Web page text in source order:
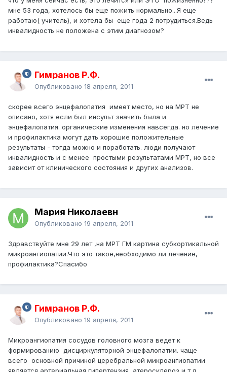
мне 53 года, хотелось бы еще пожить нормально...Я еще
работаю( учитель), и хотела бы еще года 2 потрудиться.Ведь
инвалидность не положена с этим диагнозом?
Гимранов Р.Ф.
Опубликовано 18 апреля, 2011
скорее всего энцефалопатия имеет место, но на МРТ не
описано, хотя если был инсульт значить была и
энцефалопатия. органические изменения навсегда. но лечение
и профилактика могут дать хорошие положительные
результаты - тогда можно и поработать. люди получают
инвалидность и с менее простыми результатами МРТ, но все
зависит от клинического состояния и других анализов.
Мария Николаевн
Опубликовано 19 апреля, 2011
Здравствуйте мне 29 лет ,на МРТ ГМ картина субкортикальной
микроангиопатии.Что это такое,необходимо ли лечение,
профилактика?Спасибо
Гимранов Р.Ф.
Опубликовано 19 апреля, 2011
Микроангиопатия сосудов головного мозга ведет к
формированию дисциркуляторной энцефалопатии. чаще
всего основной причиной церебральной микроангиопатии